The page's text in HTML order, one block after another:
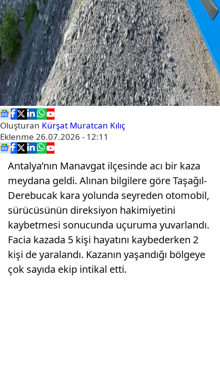
Oluşturan Kürşat Muratcan Kılıç
Eklenme 26.07.2026 - 12:11
Antalya’nın Manavgat ilçesinde acı bir kaza
meydana geldi. Alınan bilgilere göre Taşağıl-
Derebucak kara yolunda seyreden otomobil,
sürücüsünün direksiyon hakimiyetini
kaybetmesi sonucunda uçuruma yuvarlandı.
Facia kazada 5 kişi hayatını kaybederken 2
kişi de yaralandı. Kazanın yaşandığı bölgeye
çok sayıda ekip intikal etti.